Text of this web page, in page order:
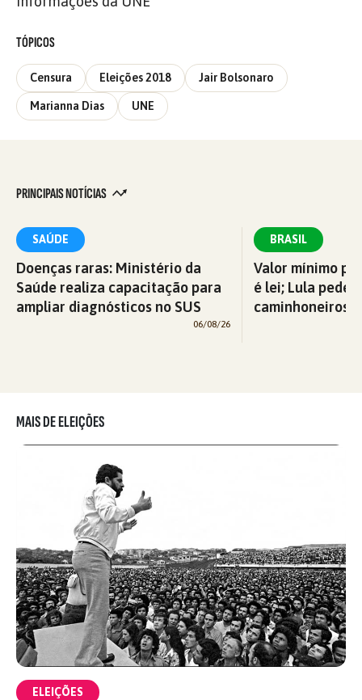
TÓPICOS
Censura Eleições 2018 Jair Bolsonaro
Marianna Dias UNE
PRINCIPAIS NOTÍCIAS
SAÚDE
Doenças raras: Ministério da
Saúde realiza capacitação para
ampliar diagnósticos no SUS
06/08/26
BRASIL
Valor mínimo
é lei; Lula pede
caminhoneiros
MAIS DE ELEIÇÕES
ELEIÇÕES